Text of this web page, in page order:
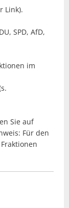
Link).
SPD, AfD,
im
Sie auf
Für den